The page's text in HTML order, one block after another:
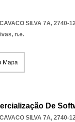
SILVA 7A, 2740-
n.e.
Mapa
De
SILVA 7A, 2740-